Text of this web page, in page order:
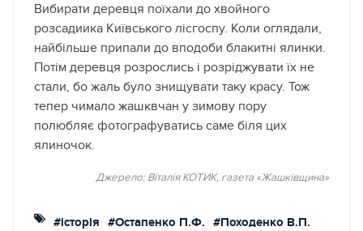
Вибирати деревця поїхали до хвойного
розсадиика Київського лісгоспу. Коли оглядали,
найбільше припали до вподоби блакитні ялинки.
Потім деревця розрослись і розріджувати їх не
стали, бо жаль було знищувати таку красу. Тож
тепер чимало жашквчан у зимову пору
полюбляє фотографуватись саме біля цих
ялиночок.
Джерело: Віталія КОТИК, газета «Жашківщина»
#історія #Остапенко П.Ф.
#Походенко В.П.